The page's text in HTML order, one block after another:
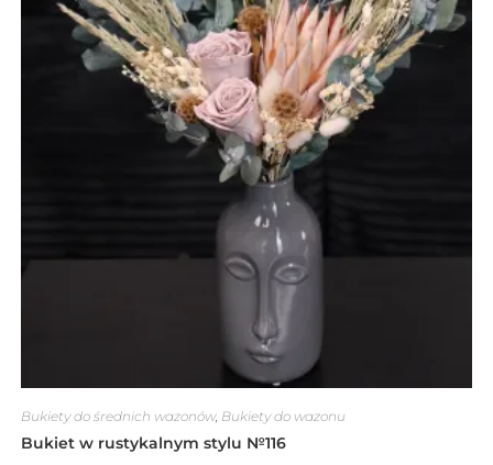
Bukiety do średnich wazonów, Bukiety do wazonu
Bukiet w rustykalnym stylu №116